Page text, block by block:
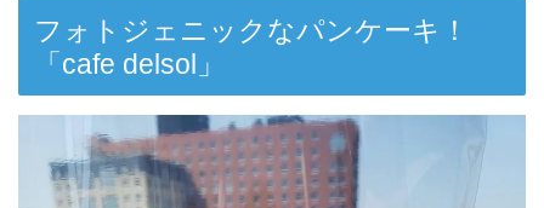
フォトジェニックなパンケーキ！
「cafe delsol」